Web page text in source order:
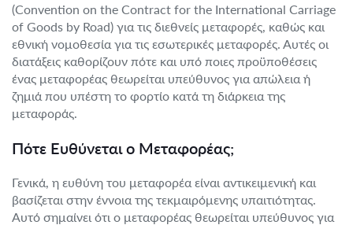
(Convention on the Contract for the International Carriage
of Goods by Road) για τις διεθνείς μεταφορές, καθώς και
εθνική νομοθεσία για τις εσωτερικές μεταφορές. Αυτές οι
διατάξεις καθορίζουν πότε και υπό ποιες προϋποθέσεις
ένας μεταφορέας θεωρείται υπεύθυνος για απώλεια ή
ζημιά που υπέστη το φορτίο κατά τη διάρκεια της
μεταφοράς.
Πότε Ευθύνεται ο Μεταφορέας;
Γενικά, η ευθύνη του μεταφορέα είναι αντικειμενική και
βασίζεται στην έννοια της τεκμαιρόμενης υπαιτιότητας.
Αυτό σημαίνει ότι ο μεταφορέας θεωρείται υπεύθυνος για